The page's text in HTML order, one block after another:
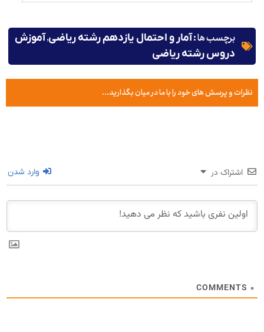
برچسب ها :آمار و احتمال یازدهم رشته ریاضی,آموزش
دروس رشته ریاضی
نظرات و پرسش های خود را با ما در میان بگذارید...
اشتراک در وارد شدن
۰